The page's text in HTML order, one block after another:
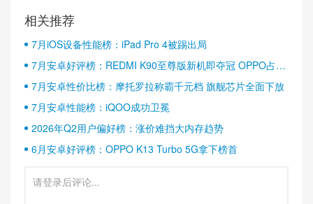
相关推荐
7月iOS设备性能榜：iPad Pro 4被踢出局
7月安卓好评榜：REDMI K90至尊版新机即夺冠 OPPO占据
半壁江山
7月安卓性价比榜：摩托罗拉称霸千元档 旗舰芯片全面下放
7月安卓性能榜：iQOO成功卫冕
2026年Q2用户偏好榜：涨价难挡大内存趋势
6月安卓好评榜：OPPO K13 Turbo 5G拿下榜首